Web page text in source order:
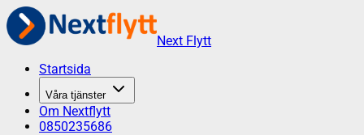
Next Flytt
Startsida
Våra tjänster
Om Nextflytt
0850235686